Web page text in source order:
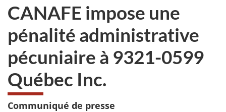
CANAFE impose une
pénalité administrative
pécuniaire à 9321-0599
Québec Inc.
Communiqué de presse